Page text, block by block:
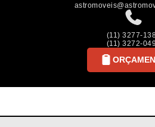
(11) 3277-
(11) 3272-